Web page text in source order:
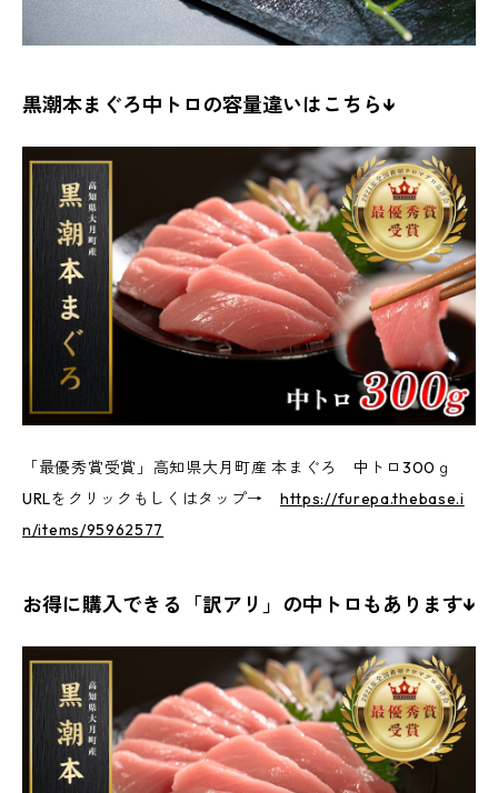
黒潮本まぐろ中トロの容量違いはこちら↓
「最優秀賞受賞」高知県大月町産 本まぐろ 中トロ300ｇ
URLをクリックもしくはタップ→ https://furepa.thebase.i
n/items/95962577
お得に購入できる「訳アリ」の中トロもあります↓